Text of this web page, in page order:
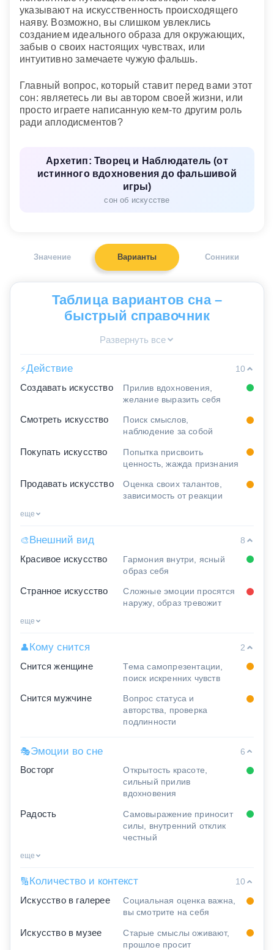
указывают на искусственность происходящего
наяву. Возможно, вы слишком увлеклись
созданием идеального образа для окружающих,
забыв о своих настоящих чувствах, или
интуитивно замечаете чужую фальшь.
Главный вопрос, который ставит перед вами этот
сон: являетесь ли вы автором своей жизни, или
просто играете написанную кем-то другим роль
ради аплодисментов?
Архетип: Творец и Наблюдатель (от
истинного вдохновения до фальшивой
игры)
сон об искусстве
Значение Варианты Сонники
Таблица вариантов сна –
быстрый справочник
Развернуть все
⚡Действие
10
Создавать искусство
Прилив вдохновения,
желание выразить себя
Смотреть искусство
Поиск смыслов,
наблюдение за собой
Покупать искусство
Попытка присвоить
ценность, жажда признания
Продавать искусство
Оценка своих талантов,
зависимость от реакции
еще
🎨Внешний вид
8
Красивое искусство
Гармония внутри, ясный
образ себя
Странное искусство
Сложные эмоции просятся
наружу, образ тревожит
еще
👤Кому снится
2
Снится женщине
Тема самопрезентации,
поиск искренних чувств
Снится мужчине
Вопрос статуса и
авторства, проверка
подлинности
🎭Эмоции во сне
6
Восторг
Открытость красоте,
сильный прилив
вдохновения
Радость
Самовыражение приносит
силы, внутренний отклик
честный
еще
🔢 Количество и контекст
10
Искусство в галерее
Социальная оценка важна,
вы смотрите на себя
Искусство в музее
Старые смыслы оживают,
прошлое просит